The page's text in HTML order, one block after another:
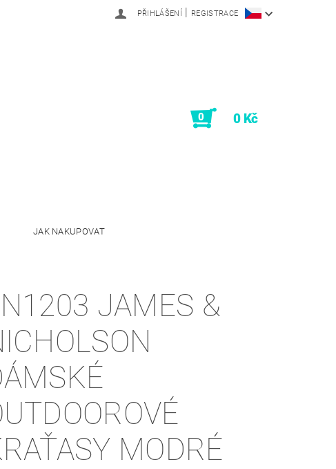
PŘIHLÁŠENÍ | REGISTRACE
0 0 Kč
JAK NAKUPOVAT
JAMES &
MODRÉ